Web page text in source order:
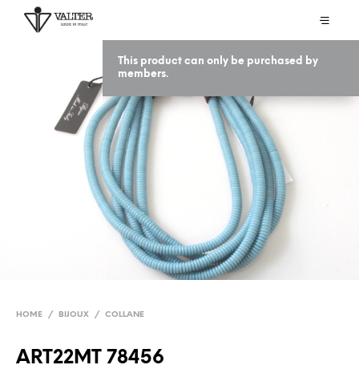
This product can only be purchased by
members.
HOME / BIJOUX / COLLANE
ART22MT 78456